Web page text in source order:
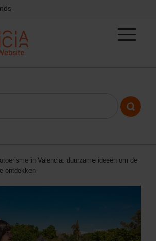
in Valencia: duurzame ideeën om de
ontdekken